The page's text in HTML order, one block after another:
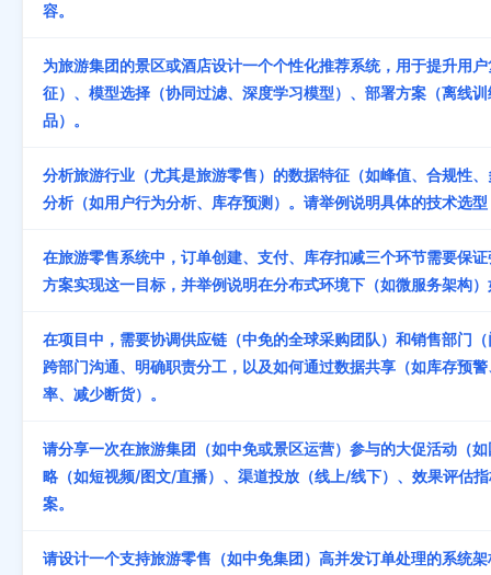
容。
为旅游集团的景区或酒店设计一个个性化推荐系统，用于提升用
征）、模型选择（协同过滤、深度学习模型）、部署方案（离线
品）。
分析旅游行业（尤其是旅游零售）的数据特征（如峰值、合规性
分析（如用户行为分析、库存预测）。请举例说明具体的技术选
在旅游零售系统中，订单创建、支付、库存扣减三个环节需要保
方案实现这一目标，并举例说明在分布式环境下（如微服务架构
在项目中，需要协调供应链（中免的全球采购团队）和销售部门
跨部门沟通、明确职责分工，以及如何通过数据共享（如库存预
率、减少断货）。
请分享一次在旅游集团（如中免或景区运营）参与的大促活动（
略（如短视频/图文/直播）、渠道投放（线上/线下）、效果评估
案。
请设计一个支持旅游零售（如中免集团）高并发订单处理的系统